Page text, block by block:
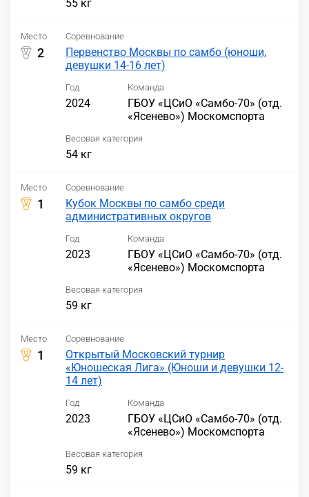
55 кг
Место
2
Соревнование
Первенство Москвы по самбо (юноши,
девушки 14-16 лет)
Год
2024
Команда
ГБОУ «ЦСиО «Самбо-70» (отд.
«Ясенево») Москомспорта
Весовая категория
54 кг
Место
1
Соревнование
Кубок Москвы по самбо среди
административных округов
Год
2023
Команда
ГБОУ «ЦСиО «Самбо-70» (отд.
«Ясенево») Москомспорта
Весовая категория
59 кг
Место
1
Соревнование
Открытый Московский турнир
«Юношеская Лига» (Юноши и девушки 12-
14 лет)
Год
2023
Команда
ГБОУ «ЦСиО «Самбо-70» (отд.
«Ясенево») Москомспорта
Весовая категория
59 кг